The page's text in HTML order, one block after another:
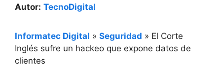
Autor: TecnoDigital
Informatec Digital » Seguridad » El Corte
Inglés sufre un hackeo que expone datos de
clientes